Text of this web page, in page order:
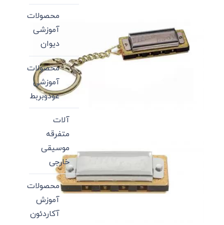
محصولات
آموزشی
دیوان
محصولات
آموزشی
عودوبربط
آلات
متفرقه
موسیقی
خارجی
محصولات
آموزش
آکاردئون